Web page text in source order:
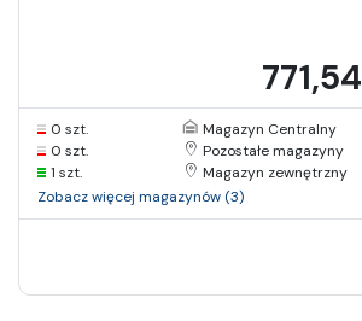
0 szt.
Magazyn Centralny
0 szt.
Pozostałe magazyny
1 szt.
Magazyn zewnętrzny
Zobacz więcej magazynów (3)